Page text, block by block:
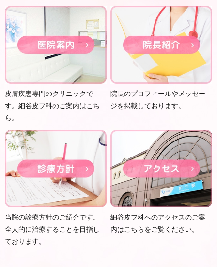
皮膚疾患専門のクリニックで
す。細谷皮フ科のご案内はこち
ら。
院長のプロフィールやメッセー
ジを掲載しております。
当院の診療方針のご紹介です。
全人的に治療することを目指し
ております。
細谷皮フ科へのアクセスのご案
内はこちらをご覧ください。